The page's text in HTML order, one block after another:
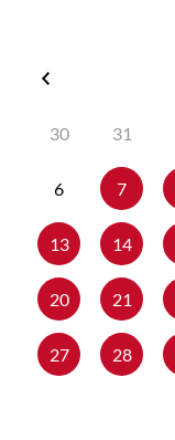
30
31
6 7
13 14
20 21
27 28